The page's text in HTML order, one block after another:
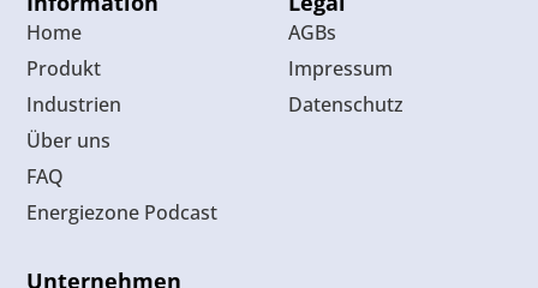
Home
Produkt
Industrien
Über uns
FAQ
Energiezone Podcast
AGBs
Impressum
Datenschutz
Unternehmen